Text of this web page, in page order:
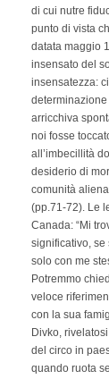
di cui nutre
punto di vista
datata maggio
insensato del
insensatezza:
arricchiva
noi fosse
all’imbecillità
desiderio di
comunità
(pp.71-72). Le
Canada: “Mi
significativo,
solo con me
Potremmo
veloce
con la sua
Divko,
del circo in
quando ruota